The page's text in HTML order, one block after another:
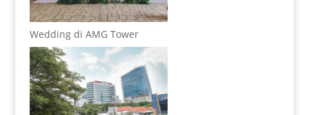
Wedding di AMG Tower